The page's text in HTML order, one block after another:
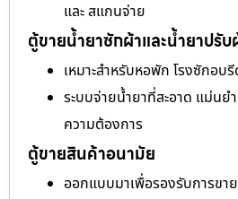
และ สแกนจ่าย
ตู้ขายน้ำยาซักผ้าและน้ำยาปรั
เหมาะสำหรับหอพัก โรงซักอบ
ระบบจ่ายน้ำยาที่สะอาด แม่น
ความต้องการ
ตู้ขายสินค้าอนามัย
ออกแบบมาเพื่อรองรับการขา